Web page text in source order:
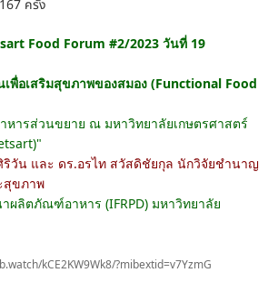
ครั้ง
Food Forum #2/2023 วันที่ 19
พื่อเสริมสุขภาพของสมอง (Functional Food
หารส่วนขยาย ณ มหาวิทยาลัยเกษตรศาสตร์
วัน และ ดร.อรไท สวัสดิชัยกุล นักวิจัยชำนาญ
สุขภาพ
ลิตภัณฑ์อาหาร (IFRPD) มหาวิทยาลัย
kCE2KW9Wk8/?mibextid=v7YzmG